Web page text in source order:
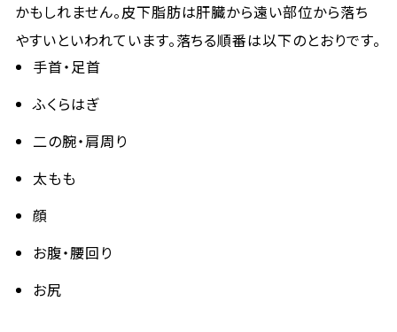
かもしれません。皮下脂肪は肝臓から遠い部位から落ち
やすいといわれています。落ちる順番は以下のとおりです。
手首・足首
ふくらはぎ
二の腕・肩周り
太もも
顔
お腹・腰回り
お尻